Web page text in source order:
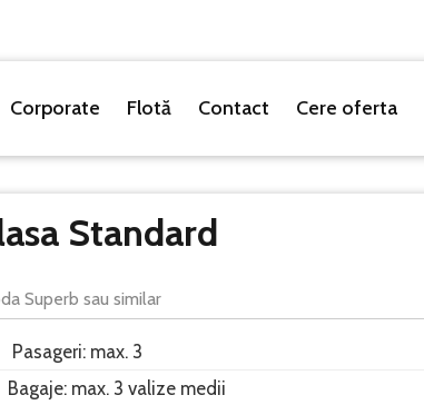
Corporate Flotă Contact Cere oferta
Standard
Superb sau similar
Pasageri: max. 3
Bagaje: max. 3 valize medii